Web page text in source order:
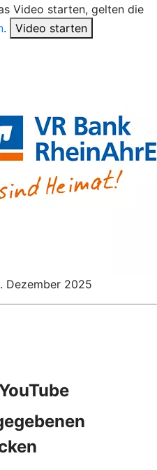
Video starten, gelten die
. Video starten
Dezember 2025